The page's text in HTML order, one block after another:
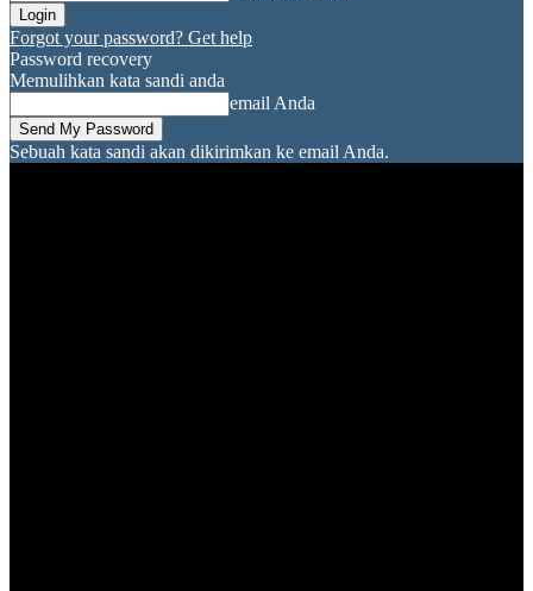
Forgot your password? Get help
Password recovery
Memulihkan kata sandi anda
email Anda
Sebuah kata sandi akan dikirimkan ke email Anda.